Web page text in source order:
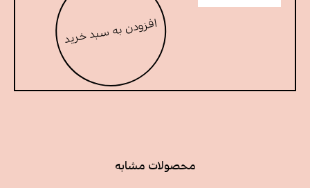
افزودن به سبد خرید
محصولات مشابه